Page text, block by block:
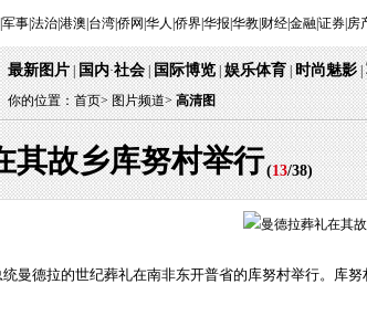
军事|法治|港澳 台湾|侨网 华人 侨界|华报 华教| 财经|金融|证券| 房
最新图片|国内·社会|国际博览|娱乐体育|时尚魅影|
你的位置：首页>图片频道> 高清图
其故乡库努村举行(13/38)
曼德拉的世纪葬礼在南非东开普省的库努村举行。库